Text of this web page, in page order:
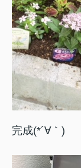
完成(*´∀｀)